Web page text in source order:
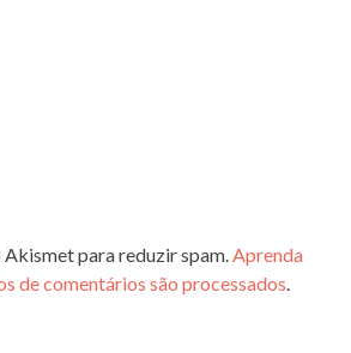
Akismet para reduzir spam.Aprenda
de comentários são processados.